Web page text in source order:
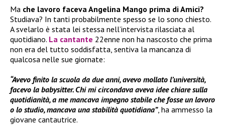
Ma che lavoro faceva Angelina Mango prima di Amici?
Studiava? In tanti probabilmente spesso se lo sono chiesto.
A svelarlo è stata lei stessa nell’intervista rilasciata al
quotidiano. La cantante 22enne non ha nascosto che prima
non era del tutto soddisfatta, sentiva la mancanza di
qualcosa nelle sue giornate:
“Avevo finito la scuola da due anni, avevo mollato l’università,
facevo la babysitter. Chi mi circondava aveva idee chiare sulla
quotidianità, a me mancava impegno stabile che fosse un lavoro
o lo studio, mancava una stabilità quotidiana”, ha ammesso la
giovane cantautrice.